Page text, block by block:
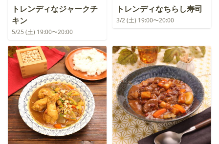
トレンディなジャークチ
キン
5/25 (土) 19:00〜20:00
トレンディなちらし寿司
3/2 (土) 19:00〜20:00